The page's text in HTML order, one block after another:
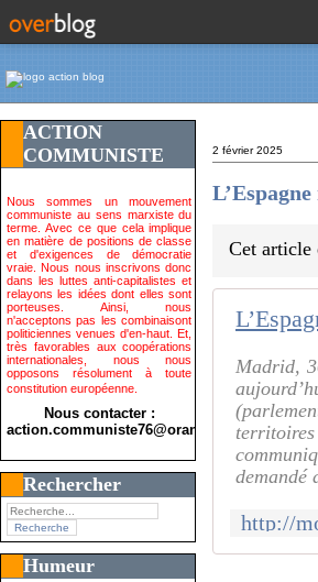
ACTION
COMMUNISTE
Nous sommes un mouvement
communiste au sens marxiste du
terme. Avec ce que cela implique
en matière de positions de classe
et d'exigences de démocratie
vraie. Nous nous inscrivons donc
dans les luttes anti-capitalistes et
relayons les idées dont elles sont
porteuses. Ainsi, nous
n'acceptons pas les combinaisont
politiciennes venues d'en-haut. Et,
très favorables aux coopérations
internationales, nous nous
opposons résolument à toute
constitution européenne.
Nous contacter :
action.communiste76@orange.fr>
Rechercher
Humeur
2 février 2025
Cet article
Madrid,
demandé